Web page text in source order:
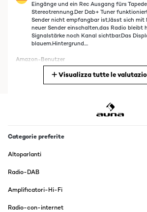
Eingänge und ein Rec Ausgang fürs
Stereotrennung.Der Dab+ Tuner
Sender nicht empfangbar ist,lässt sich mit
neuer Sender einschalten,das Radio bleibt
Signalstärke noch Kanal sichtbar.Das
blauem.Hintergrund....
Amazon-Benutzer
einen recht guten DAB Empfang.
Amazon-Benutzer
Visualizza tutte le
Categorie preferite
Altoparlanti
Radio-DAB
Amplificatori-Hi-Fi
Radio-con-internet